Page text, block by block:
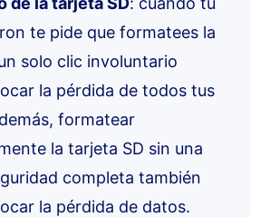
te pide que formatees la
solo clic involuntario
la pérdida de todos tus
formatear
la tarjeta SD sin una
completa también
la pérdida de datos.